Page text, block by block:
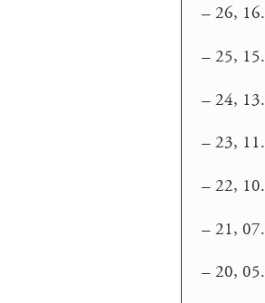
– 26,
– 25,
– 24,
– 23,
– 22,
– 21,
– 20,